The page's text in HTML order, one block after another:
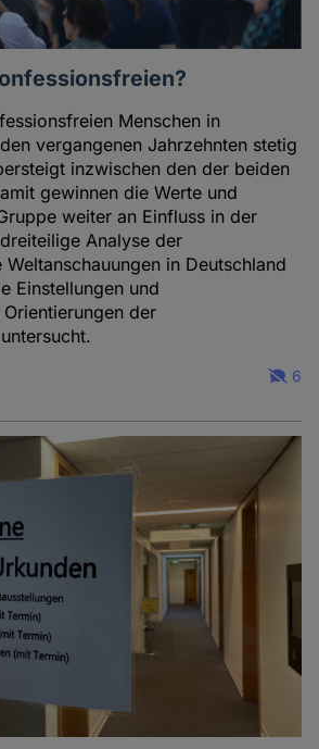
Menschen in
vergangenen Jahrzehnten stetig
inzwischen den der beiden
gewinnen die Werte und
weiter an Einfluss in der
Analyse der
in Deutschland
Einstellungen und
der
6